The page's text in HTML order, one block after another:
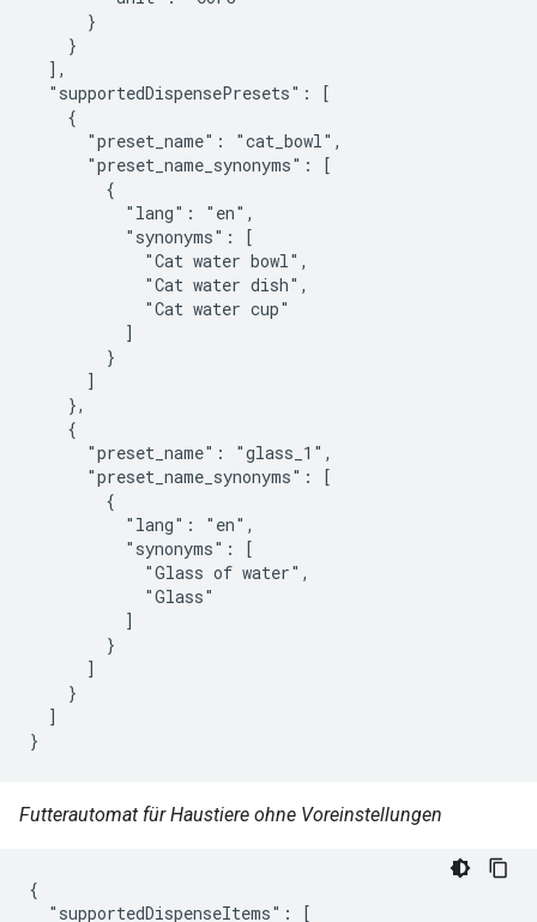
      }
    }
  ],
  "supportedDispensePresets": [
    {
      "preset_name": "cat_bowl",
      "preset_name_synonyms": [
        {
          "lang": "en",
          "synonyms": [
            "Cat water bowl",
            "Cat water dish",
            "Cat water cup"
          ]
        }
      ]
    },
    {
      "preset_name": "glass_1",
      "preset_name_synonyms": [
        {
          "lang": "en",
          "synonyms": [
            "Glass of water",
            "Glass"
          ]
        }
      ]
    }
  ]
}
Futterautomat für Haustiere ohne Voreinstellungen
{
  "supportedDispenseItems": [